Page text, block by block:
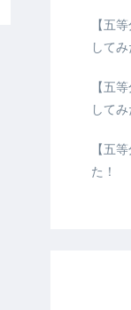
【五
してみ
【五
してみ
【五
た！